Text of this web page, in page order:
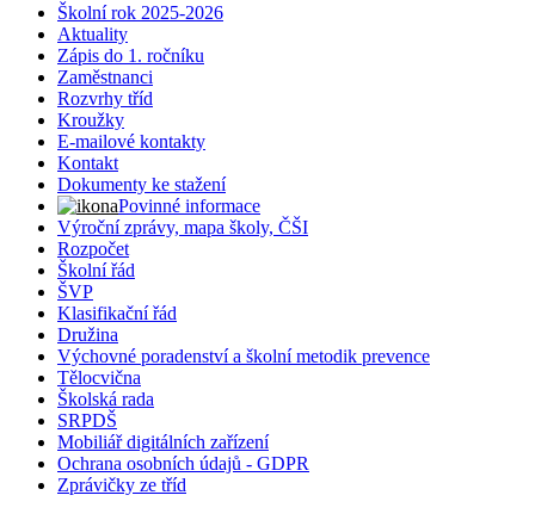
Školní rok 2025-2026
Aktuality
Zápis do 1. ročníku
Zaměstnanci
Rozvrhy tříd
Kroužky
E-mailové kontakty
Kontakt
Dokumenty ke stažení
Povinné informace
Výroční zprávy, mapa školy, ČŠI
Rozpočet
Školní řád
ŠVP
Klasifikační řád
Družina
Výchovné poradenství a školní metodik prevence
Tělocvična
Školská rada
SRPDŠ
Mobiliář digitálních zařízení
Ochrana osobních údajů - GDPR
Zprávičky ze tříd